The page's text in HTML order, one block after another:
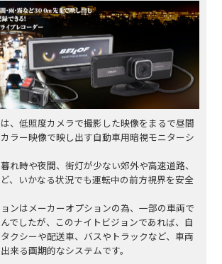
、低照度カメラで撮影した映像をまるで昼間
ラー映像で映し出す自動車用暗視モニターシ
れ時や夜間、街灯が少ない郊外や高速道路、
、いかなる状況でも運転中の前方視界を安全
ンはメーカーオプションの為、一部の車両で
でしたが、このナイトビジョンであれば、自
クシーや配送車、バスやトラックなど、車両
来る画期的なシステムです。